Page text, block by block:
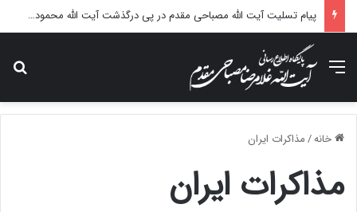
پیام تسلیت آیت الله مصباحی مقدم در پی درگذشت آیت الله محمودی گلپایگانی
منو
خانه/مذاکرات ایران
مذاکرات ایران